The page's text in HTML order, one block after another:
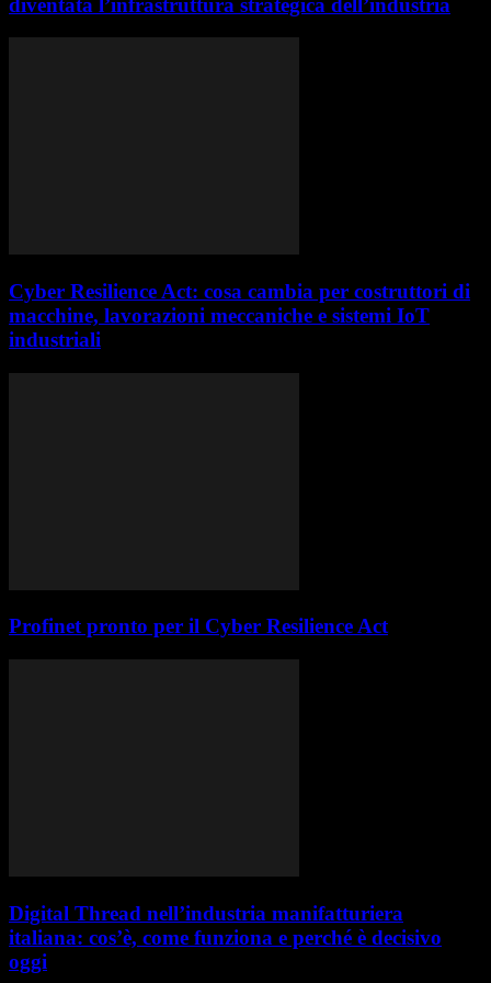
Cyber Resilience Act: cosa cambia per costruttori di
macchine, lavorazioni meccaniche e sistemi IoT
industriali
Profinet pronto per il Cyber Resilience Act
Digital Thread nell’industria manifatturiera
italiana: cos’è, come funziona e perché è decisivo
oggi